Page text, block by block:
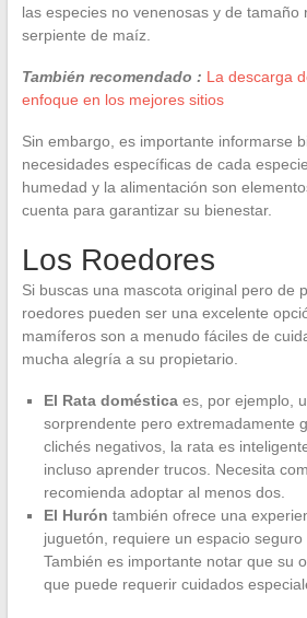
las especies no venenosas y de tamaño
serpiente de maíz.
También recomendado : La descarga
enfoque en los mejores sitios
Sin embargo, es importante informarse
necesidades específicas de cada
humedad y la alimentación son
cuenta para garantizar su bienestar.
Los Roedores
Si buscas una mascota original pero de
roedores pueden ser una excelente
mamíferos son a menudo fáciles de
mucha alegría a su propietario.
El Rata domésticaes, por ejemplo,
sorprendente pero extremadamente
clichés negativos, la rata es
incluso aprender trucos. Necesita
recomienda adoptar al menos dos.
El Hurón también ofrece una
juguetón, requiere un espacio seguro
También es importante notar que su
que puede requerir cuidados